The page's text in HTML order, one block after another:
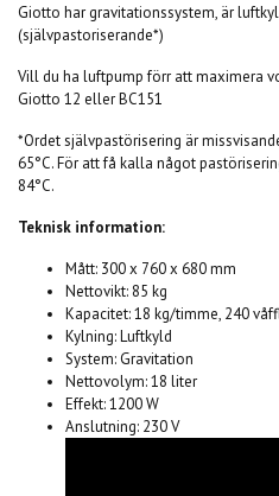
Giotto har gravitationssystem, är
(självpastoriserande*)
Vill du ha luftpump förr att maximera
Giotto 12 eller BC151
*Ordet självpastörisering är
65°C. För att få kalla något
84°C.
Teknisk information:
Mått: 300 x 760 x 680 mm
Nettovikt: 85 kg
Kapacitet: 18 kg/timme, 240
Kylning: Luftkyld
System: Gravitation
Nettovolym: 18 liter
Effekt: 1200 W
Anslutning: 230 V